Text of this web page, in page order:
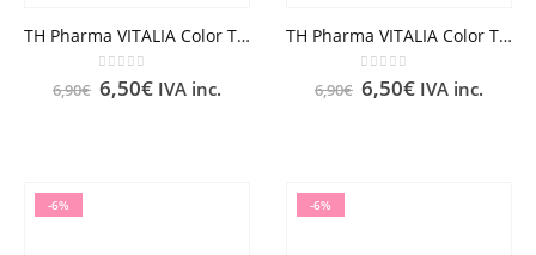
TH Pharma VITALIA Color TINTE Nº 4 CASTAÑO MEDIO
0out of 5
6,90€ 6,50€ IVA inc.
TH Pharma VITALIA Color TINTE Nº 5 CASTAÑO CLARO
0out of 5
6,90€ 6,50€ IVA inc.
-6% -6%